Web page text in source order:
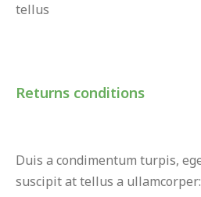
tellus
Returns conditions
Duis a condimentum turpis,
suscipit at tellus a ullamcorper: